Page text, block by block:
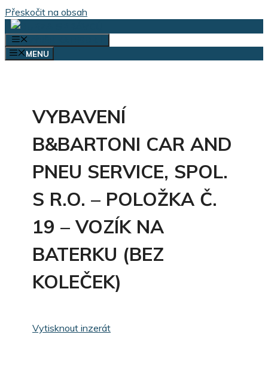
Přeskočit na obsah
MENU
VYBAVENÍ
B&BARTONI CAR AND
PNEU SERVICE, SPOL.
S R.O. – POLOŽKA Č.
19 – VOZÍK NA
BATERKU (BEZ
KOLEČEK)
Vytisknout inzerát